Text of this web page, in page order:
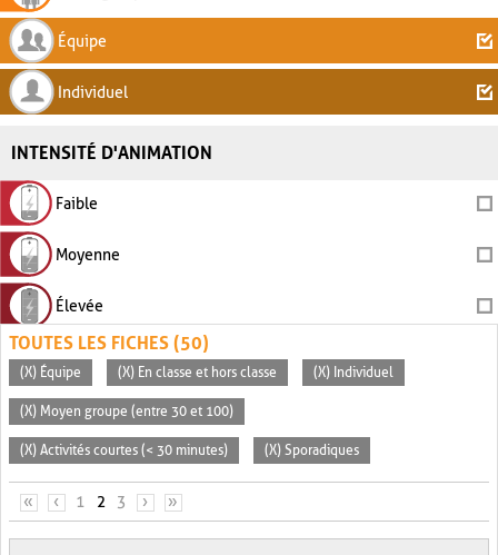
Équipe
Individuel
INTENSITÉ D'ANIMATION
Faible
Moyenne
Élevée
TOUTES LES FICHES (50)
(X) Équipe (X) En classe et hors classe (X) Individuel
(X) Moyen groupe (entre 30 et 100)
(X) Activités courtes (< 30 minutes) (X) Sporadiques
PAGES
« ‹ 1 2 3 › »